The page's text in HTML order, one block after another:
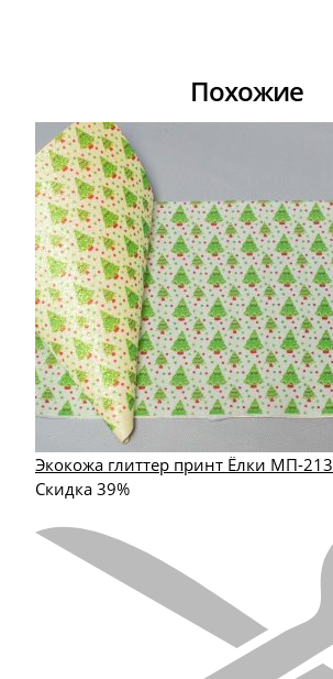
Похожие
Экокожа глиттер принт Ёлки МП-213
Скидка 39%